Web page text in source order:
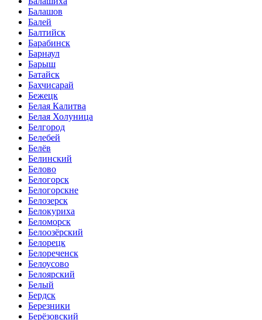
Балашов
Балей
Балтийск
Барабинск
Барнаул
Барыш
Батайск
Бахчисарай
Бежецк
Белая Калитва
Белая Холуница
Белгород
Белебей
Белёв
Белинский
Белово
Белогорск
Белогорскне
Белозерск
Белокуриха
Беломорск
Белоозёрский
Белорецк
Белореченск
Белоусово
Белоярский
Белый
Бердск
Березники
Берёзовский